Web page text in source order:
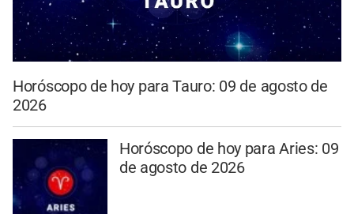
Horóscopo de hoy para Tauro: 09 de agosto de
2026
Horóscopo de hoy para Aries: 09
de agosto de 2026